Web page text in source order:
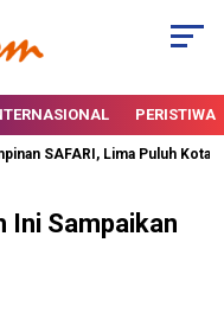
PERISTIWA
SAFARI, Lima Puluh Kota
Ini Sampaikan